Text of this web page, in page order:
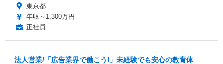
東京都
年収～1,300万円
正社員
法人営業/「広告業界で働こう!」未経験でも安心の教育体